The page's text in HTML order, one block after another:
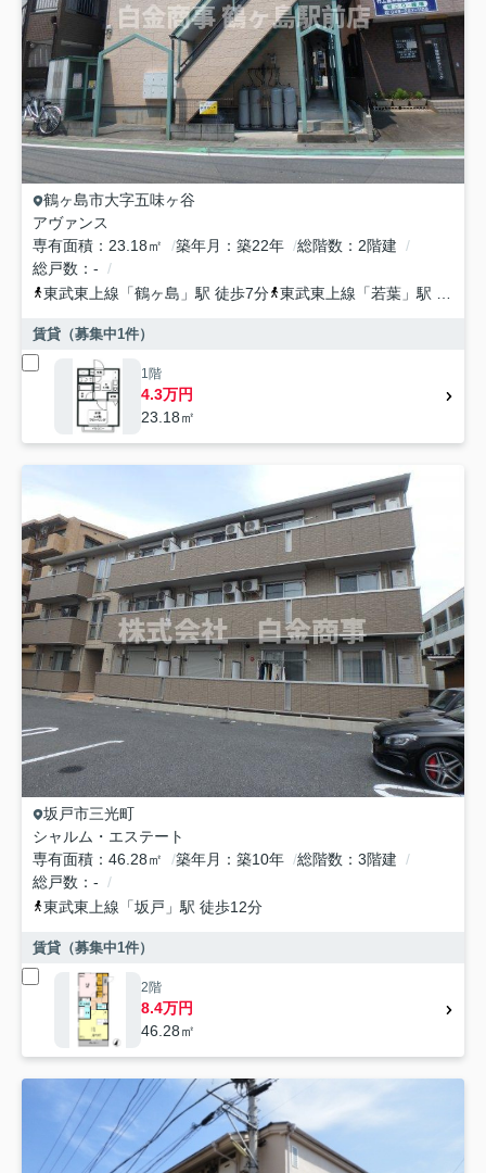
鶴ヶ島市大字五味ヶ谷
アヴァンス
専有面積
23.18㎡ 築年月 築22年 総階数
2階建
総戸数
-
東武東上線 「鶴ヶ島 」駅 徒歩7分 東武東上線 「若葉 」駅 徒歩25分
賃貸（募集中1件）
1階
4.3万円
23.18㎡
坂戸市三光町
シャルム・エステート
専有面積
46.28㎡ 築年月 築10年 総階数
3階建
総戸数
-
東武東上線 「坂戸 」駅 徒歩12分
賃貸（募集中1件）
2階
8.4万円
46.28㎡